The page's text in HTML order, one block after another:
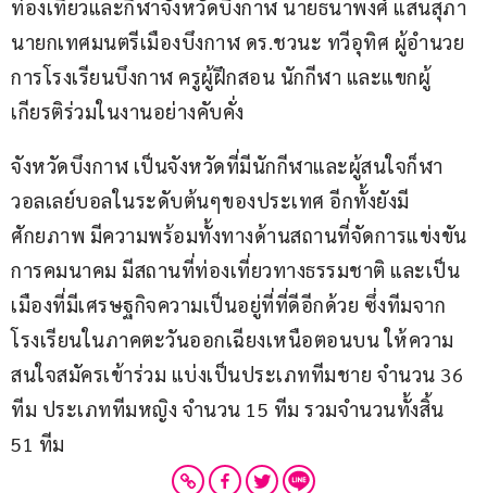
ท่องเที่ยวและกีฬาจังหวัดบึงกาฬ นายธนาพงศ์ แสนสุภา
นายกเทศมนตรีเมืองบึงกาฬ ดร.ชวนะ ทวีอุทิศ ผู้อำนวย
การโรงเรียนบึงกาฬ ครูผู้ฝึกสอน นักกีฬา และแขกผู้
เกียรติร่วมในงานอย่างคับคั่ง
จังหวัดบึงกาฬ เป็นจังหวัดที่มีนักกีฬาและผู้สนใจก็ฬา
วอลเลย์บอลในระดับต้นๆของประเทศ อีกทั้งยังมี
ศักยภาพ มีความพร้อมทั้งทางด้านสถานที่จัดการแข่งขัน
การคมนาคม มีสถานที่ท่องเที่ยวทางธรรมชาติ และเป็น
เมืองที่มีเศรษฐกิจความเป็นอยู่ที่ที่ดีอีกด้วย ซึ่งทีมจาก
โรงเรียนในภาคตะวันออกเฉียงเหนือตอนบน ให้ความ
สนใจสมัครเข้าร่วม แบ่งเป็นประเภททีมชาย จำนวน 36
ทีม ประเภททีมหญิง จำนวน 15 ทีม รวมจำนวนทั้งสิ้น
51 ทีม